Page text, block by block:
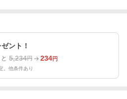
ント！
5,234円 234円
。他条件あり